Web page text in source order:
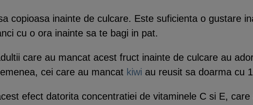
copioasa inainte de culcare. Este suficienta o gustare
cu o ora inainte sa te bagi in pat.
care au mancat acest fruct inainte de culcare au
cei care au mancat kiwi au reusit sa doarma cu
efect datorita concentratiei de vitaminele C si E,